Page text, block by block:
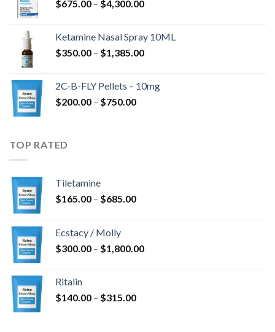
$4,568.00
$675.00 – $4,300.00Hintaluokka:
$4,300.00
Ketamine Nasal Spray 10ML
$350.00 – $1,385.00Hintaluokka:
$1,385.00
2C-B-FLY Pellets – 10mg
$200.00 – $750.00Hintaluokka:
TOP RATED
Tiletamine
$165.00 – $685.00Hintaluokka:
Ecstacy / Molly
$300.00 – $1,800.00Hintaluokka:
Ritalin
$140.00 – $315.00Hintaluokka: